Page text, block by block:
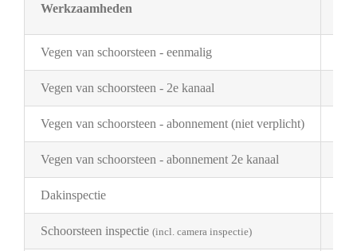
Werkzaamheden
Vegen van schoorsteen - eenmalig
Vegen van schoorsteen - 2e kanaal
Vegen van schoorsteen - abonnement (niet verplicht)
Vegen van schoorsteen - abonnement 2e kanaal
Dakinspectie
Schoorsteen inspectie (incl. camera inspectie)